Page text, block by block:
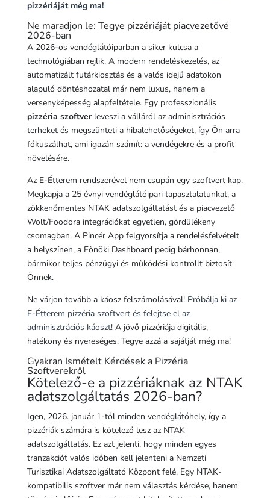
pizzériáját még ma!
Ne maradjon le: Tegye pizzériáját piacvezetővé
2026-ban
A 2026-os vendéglátóiparban a siker kulcsa a
technológiában rejlik. A modern rendeléskezelés, az
automatizált futárkiosztás és a valós idejű adatokon
alapuló döntéshozatal már nem luxus, hanem a
versenyképesség alapfeltétele. Egy professzionális
pizzéria szoftverleveszi a válláról az adminisztrációs
terheket és megszünteti a hibalehetőségeket, így Ön arra
fókuszálhat, ami igazán számít: a vendégekre és a profit
növelésére.
Az E-Étterem rendszerével nem csupán egy szoftvert kap.
Megkapja a 25 évnyi vendéglátóipari tapasztalatunkat, a
zökkenőmentes NTAK adatszolgáltatást és a piacvezető
Wolt/Foodora integrációkat egyetlen, gördülékeny
csomagban. A Pincér App felgyorsítja a rendelésfelvételt
a helyszínen, a Főnöki Dashboard pedig bárhonnan,
bármikor teljes pénzügyi és működési kontrollt biztosít
Önnek.
Ne várjon tovább a káosz felszámolásával! Próbálja ki az
E-Étterem pizzéria szoftvert és felejtse el az
adminisztrációs káoszt!A jövő pizzériája digitális,
hatékony és nyereséges. Tegye azzá a sajátját még ma!
Gyakran Ismételt Kérdések a Pizzéria
Szoftverekről
Kötelező-e a pizzériáknak az NTAK
adatszolgáltatás 2026-ban?
Igen, 2026. január 1-től minden vendéglátóhely, így a
pizzériák számára is kötelező lesz az NTAK
adatszolgáltatás. Ez azt jelenti, hogy minden egyes
tranzakciót valós időben kell jelenteni a Nemzeti
Turisztikai Adatszolgáltató Központ felé. Egy NTAK-
kompatibilis szoftver már nem választás kérdése, hanem